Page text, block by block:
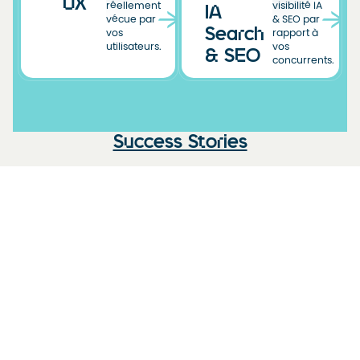
UX
réellement
vécue par
vos
utilisateurs.
IA
Search
& SEO
visibilité IA
& SEO par
rapport à
vos
concurrents.
Success Stories